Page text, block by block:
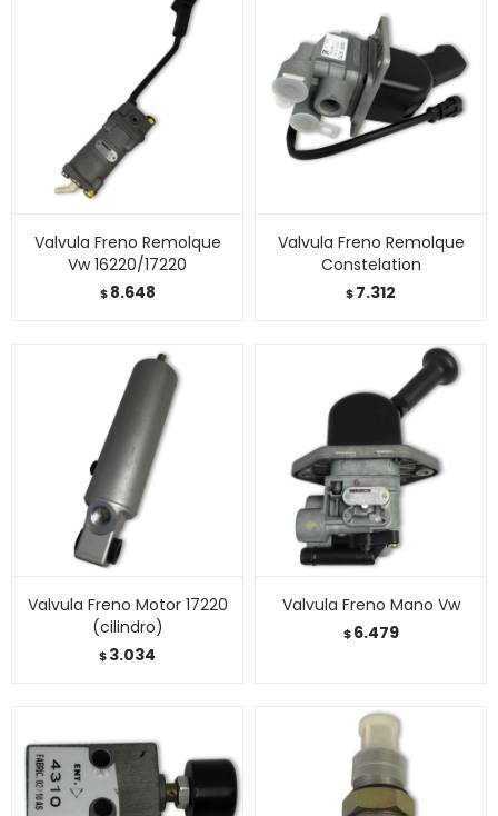
Valvula Freno Remolque
Vw 16220/17220
$ 8.648
Valvula Freno Remolque
Constelation
$7.312
Valvula Freno Motor 17220
(cilindro)
$3.034
Valvula Freno Mano Vw
$ 6.479